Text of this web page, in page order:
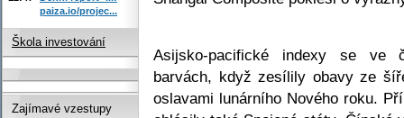
Asijsko-pacifické indexy se ve
barvách, když zesílily obavy ze
oslavami lunárního Nového roku.
paiza.io/projec...
Škola investování
Zajímavé vzestupy